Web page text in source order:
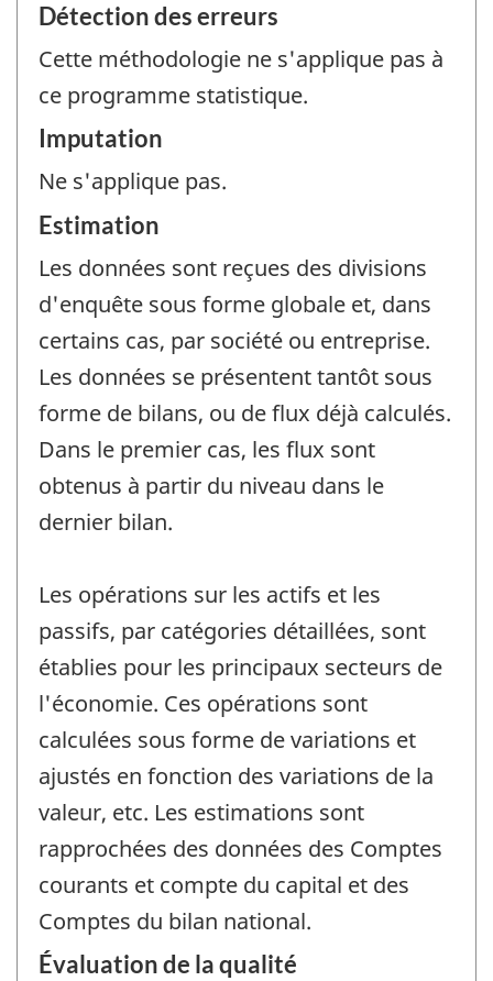
Détection des erreurs
Cette méthodologie ne s'applique pas à
ce programme statistique.
Imputation
Ne s'applique pas.
Estimation
Les données sont reçues des divisions
d'enquête sous forme globale et, dans
certains cas, par société ou entreprise.
Les données se présentent tantôt sous
forme de bilans, ou de flux déjà calculés.
Dans le premier cas, les flux sont
obtenus à partir du niveau dans le
dernier bilan.
Les opérations sur les actifs et les
passifs, par catégories détaillées, sont
établies pour les principaux secteurs de
l'économie. Ces opérations sont
calculées sous forme de variations et
ajustés en fonction des variations de la
valeur, etc. Les estimations sont
rapprochées des données des Comptes
courants et compte du capital et des
Comptes du bilan national.
Évaluation de la qualité